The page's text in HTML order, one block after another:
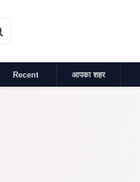
Recent आपका शहर